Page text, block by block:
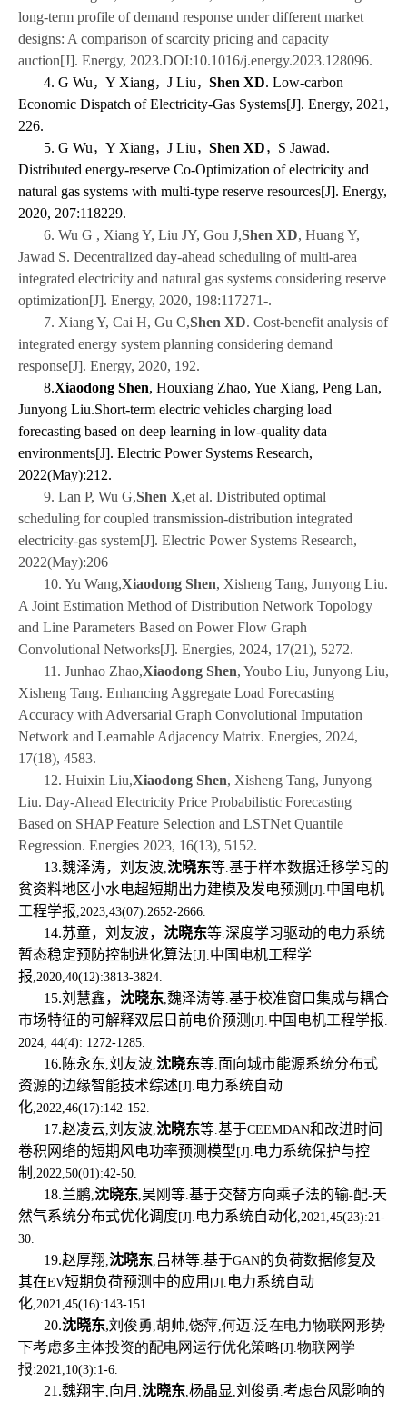
long-term profile of demand response under different market
designs: A comparison of scarcity pricing and capacity
auction[J]. Energy, 2023.DOI:10.1016/j.energy.2023.128096.
4. G Wu ， Y Xiang， J Liu ， Shen XD. Low-carbon
Economic Dispatch of Electricity-Gas Systems[J]. Energy, 2021,
226.
5. G Wu ， Y Xiang， J Liu ， Shen XD ， S Jawad.
Distributed energy-reserve Co-Optimization of electricity and
natural gas systems with multi-type reserve resources[J]. Energy,
2020, 207:118229.
6. Wu G , Xiang Y, Liu JY, Gou J,Shen XD, Huang Y,
Jawad S. Decentralized day-ahead scheduling of multi-area
integrated electricity and natural gas systems considering reserve
optimization[J]. Energy, 2020, 198:117271-.
7. Xiang Y, Cai H, Gu C,Shen XD. Cost-benefit analysis of
integrated energy system planning considering demand
response[J]. Energy, 2020, 192.
8.Xiaodong Shen, Houxiang Zhao, Yue Xiang, Peng Lan,
Junyong Liu.Short-term electric vehicles charging load
forecasting based on deep learning in low-quality data
environments[J]. Electric Power Systems Research,
2022(May):212.
9. Lan P, Wu G,Shen X,et al. Distributed optimal
scheduling for coupled transmission-distribution integrated
electricity-gas system[J]. Electric Power Systems Research,
2022(May):206
10. Yu Wang,Xiaodong Shen, Xisheng Tang, Junyong Liu.
A Joint Estimation Method of Distribution Network Topology
and Line Parameters Based on Power Flow Graph
Convolutional Networks[J]. Energies, 2024, 17(21), 5272.
11. Junhao Zhao,Xiaodong Shen, Youbo Liu, Junyong Liu,
Xisheng Tang. Enhancing Aggregate Load Forecasting
Accuracy with Adversarial Graph Convolutional Imputation
Network and Learnable Adjacency Matrix. Energies, 2024,
17(18), 4583.
12. Huixin Liu,Xiaodong Shen, Xisheng Tang, Junyong
Liu. Day-Ahead Electricity Price Probabilistic Forecasting
Based on SHAP Feature Selection and LSTNet Quantile
Regression. Energies 2023, 16(13), 5152.
13.魏泽涛，刘友波,沈晓东等.基于样本数据迁移学习的
贫资料地区小水电超短期出力建模及发电预测 [J].中国电机
工程学报,2023,43(07):2652-2666.
14.苏童，刘友波， 沈晓东等.深度学习驱动的电力系统
暂态稳定预防控制进化算法 [J].中国电机工程学
报,2020,40(12):3813-3824.
15.刘慧鑫， 沈晓东,魏泽涛等.基于校准窗口集成与耦合
市场特征的可解释双层日前电价预测 [J].中国电机工程学报.
2024, 44(4): 1272-1285.
16. 陈永东,刘友波,沈晓东等.面向城市能源系统分布式
资源的边缘智能技术综述 [J]. 电力系统自动
化,2022,46(17):142-152.
17.赵凌云,刘友波,沈晓东等.基于CEEMDAN和改进时间
卷积网络的短期风电功率预测模型 [J]. 电力系统保护与控
制 ,2022,50(01):42-50.
18.兰鹏,沈晓东,吴刚等.基于交替方向乘子法的输-配-天
然气系统分布式优化调度[J]. 电力系统自动化,2021,45(23):21-
30.
19.赵厚翔 ,沈晓东, 吕林等.基于GAN的负荷数据修复及
其在EV短期负荷预测中的应用 [J]. 电力系统自动
化,2021,45(16):143-151.
20.沈晓东,刘俊勇 ,胡帅,饶萍,何迈.泛在电力物联网形势
下考虑多主体投资的配电网运行优化策略 [J].物联网学
报:2021,10(3):1-6.
21.魏翔宇,向月 ,沈晓东,杨晶显 ,刘俊勇 .考虑台风影响的